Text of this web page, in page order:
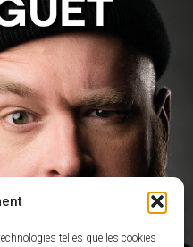
telles que les cookies